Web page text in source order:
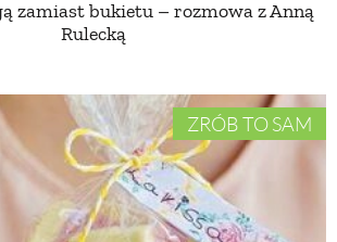
zamiast bukietu – rozmowa z Anną
Rulecką
ZRÓB TO SAM
DANIA GŁÓWNE
CIASTA I DESERY